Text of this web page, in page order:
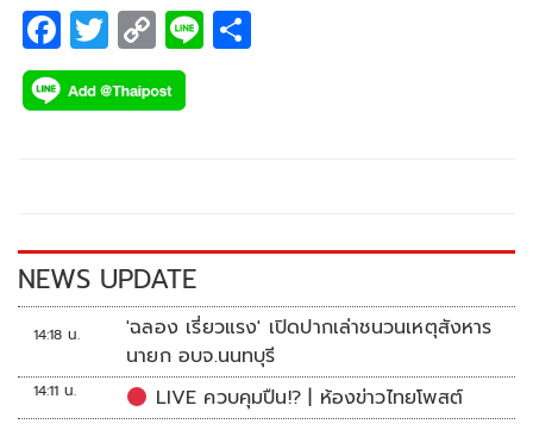
F
ac
e
k
T
wi
tt
C
o
p
k
Li
NEWS UPDATE
14:18 น.
'ฉลอง เรี่ยวแรง' เปิดปากเล่าชนวนเหตุสังหาร
นายก อบจ.นนทบุรี
14:11 น. LIVE ควบคุมปืน!? | ห้องข่าวไทยโพสต์